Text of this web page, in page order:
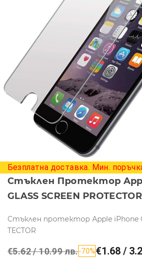
Безплатна доставка. Мин.
Стъклен Протектор
GLASS SCREEN PROTECTOR
Стъклен протектор Apple iPhone
TECTOR
€5.62 / 10.99 лв.-70%€1.68 /